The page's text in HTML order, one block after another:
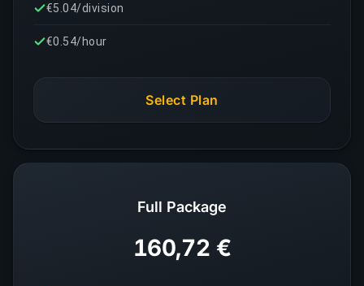
€5.04/division
€0.54/hour
Select Plan
Full Package
160,72 €